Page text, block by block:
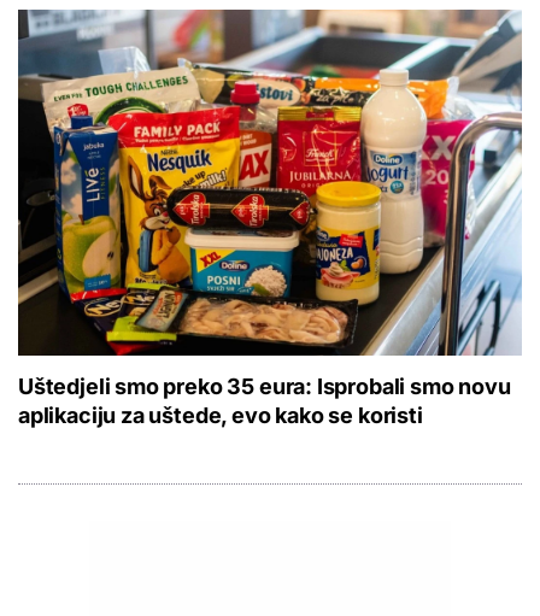
Uštedjeli smo preko 35 eura: Isprobali smo novu
aplikaciju za uštede, evo kako se koristi